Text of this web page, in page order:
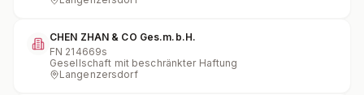
CHEN ZHAN & CO Ges.m.b.H.
FN 214669s
Gesellschaft mit beschränkter Haftung
Langenzersdorf